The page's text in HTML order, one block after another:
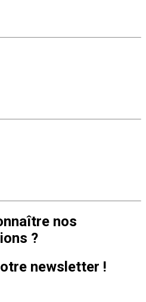
nos
?
newsletter !